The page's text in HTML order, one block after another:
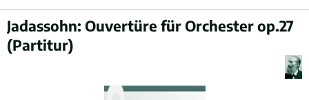
Jadassohn: Ouvertüre für Orchester op.27
(Partitur)